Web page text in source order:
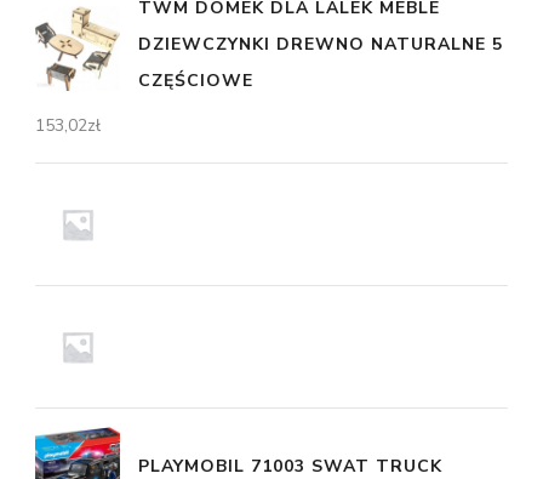
TWM DOMEK DLA LALEK MEBLE
DZIEWCZYNKI DREWNO NATURALNE 5
CZĘŚCIOWE
153,02zł
PLAYMOBIL 71003 SWAT TRUCK